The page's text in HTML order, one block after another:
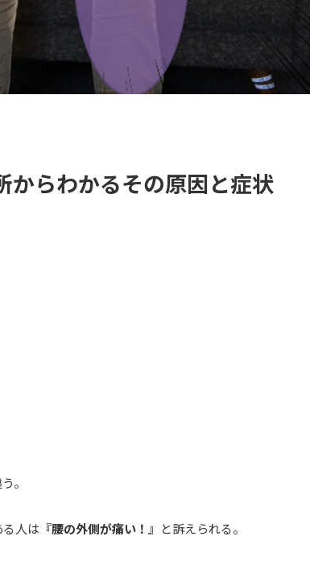
からわかるその原因と症状
。
る人は 『腰の外側が痛い！』 と訴えられる。